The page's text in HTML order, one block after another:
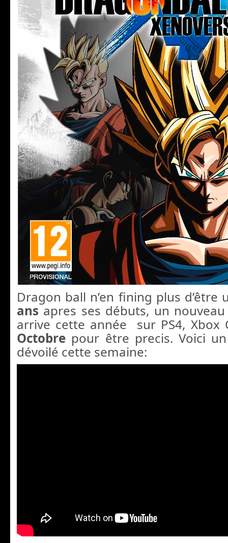
Dragon ball n’en fining plus d’être
ansapres ses débuts, un
arrive cette année sur PS4, Xbox
Octobre pour être precis. Voici
dévoilé cette semaine: